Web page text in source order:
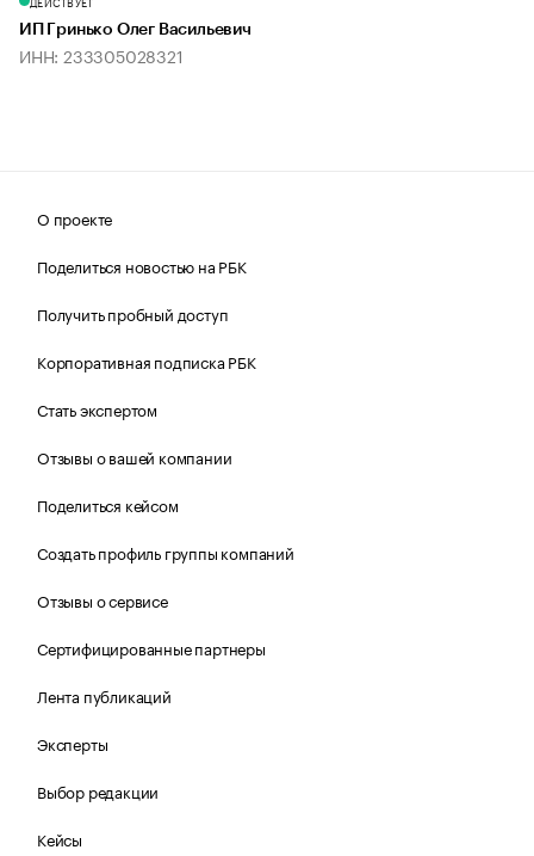
ИП Гринько Олег Васильевич
ИНН: 233305028321
О проекте
Поделиться новостью на РБК
Получить пробный доступ
Корпоративная подписка РБК
Стать экспертом
Отзывы о вашей компании
Поделиться кейсом
Создать профиль группы компаний
Отзывы о сервисе
Сертифицированные партнеры
Лента публикаций
Эксперты
Выбор редакции
Кейсы